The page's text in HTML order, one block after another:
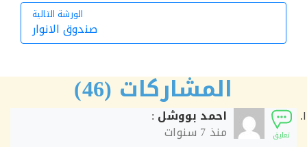
الورشة التالية
الورشة
صندوق الانوار
المشاركات (46)
احمد بووشل:
منذ